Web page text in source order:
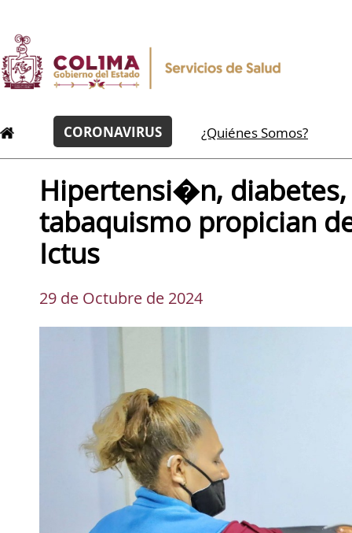
CORONAVIRUS ¿Quiénes Somos?
Hipertensi�n,
tabaquismo propician
Ictus
29 de Octubre de 2024